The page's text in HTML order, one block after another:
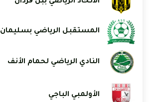
المستقبل الرياضي بسليمان
النادي الرياضي لحمام الأنف
الأولمبي الباجي